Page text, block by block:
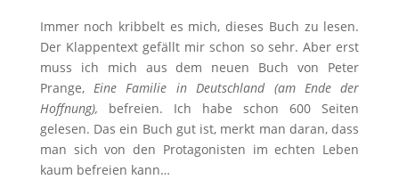
Immer noch kribbelt es mich, dieses Buch zu lesen.
Der Klappentext gefällt mir schon so sehr. Aber erst
muss ich mich aus dem neuen Buch von Peter
Prange, Eine Familie in Deutschland (am Ende der
Hoffnung), befreien. Ich habe schon 600 Seiten
gelesen. Das ein Buch gut ist, merkt man daran, dass
man sich von den Protagonisten im echten Leben
kaum befreien kann…